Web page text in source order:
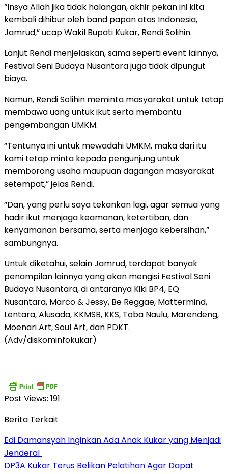
“Insya Allah jika tidak halangan, akhir pekan ini kita
kembali dihibur oleh band papan atas Indonesia,
Jamrud,” ucap Wakil Bupati Kukar, Rendi Solihin.
Lanjut Rendi menjelaskan, sama seperti event lainnya,
Festival Seni Budaya Nusantara juga tidak dipungut
biaya.
Namun, Rendi Solihin meminta masyarakat untuk tetap
membawa uang untuk ikut serta membantu
pengembangan UMKM.
“Tentunya ini untuk mewadahi UMKM, maka dari itu
kami tetap minta kepada pengunjung untuk
memborong usaha maupuan dagangan masyarakat
setempat,” jelas Rendi.
“Dan, yang perlu saya tekankan lagi, agar semua yang
hadir ikut menjaga keamanan, ketertiban, dan
kenyamanan bersama, serta menjaga kebersihan,”
sambungnya.
Untuk diketahui, selain Jamrud, terdapat banyak
penampilan lainnya yang akan mengisi Festival Seni
Budaya Nusantara, di antaranya Kiki BP4, EQ
Nusantara, Marco & Jessy, Be Reggae, Mattermind,
Lentara, Alusada, KKMSB, KKS, Toba Naulu, Marendeng,
Moenari Art, Soul Art, dan PDKT.
(Adv/diskominfokukar)
Post Views: 191
Berita Terkait
Edi Damansyah Inginkan Ada Anak Kukar yang Menjadi
Jenderal
DP3A Kukar Terus Belikan Pelatihan Agar Dapat